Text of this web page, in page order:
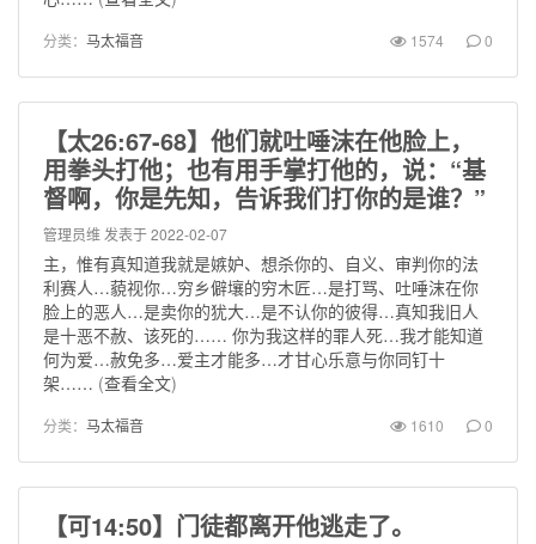
分类： 马太福音 1574 0
【太26:67-68】他们就吐唾沫在他脸上，
用拳头打他；也有用手掌打他的，说：“基
督啊，你是先知，告诉我们打你的是谁？”
管理员维 发表于 2022-02-07
主，惟有真知道我就是嫉妒、想杀你的、自义、审判你的法
利赛人…藐视你…穷乡僻壤的穷木匠…是打骂、吐唾沫在你
脸上的恶人…是卖你的犹大…是不认你的彼得…真知我旧人
是十恶不赦、该死的…… 你为我这样的罪人死…我才能知道
何为爱…赦免多…爱主才能多…才甘心乐意与你同钉十
架…… (查看全文)
分类： 马太福音 1610 0
【可14:50】门徒都离开他逃走了。